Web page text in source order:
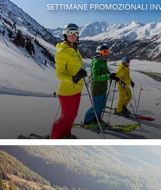
SETTIMANE PROMOZIONALI